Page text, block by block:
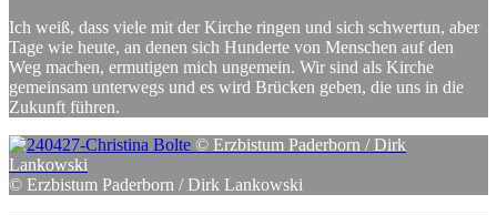
Ich weiß, dass viele mit der Kirche ringen und sich schwertun, aber
Tage wie heute, an denen sich Hunderte von Menschen auf den
Weg machen, ermutigen mich ungemein. Wir sind als Kirche
gemeinsam unterwegs und es wird Brücken geben, die uns in die
Zukunft führen.
© Erzbistum Paderborn / Dirk
Lankowski
© Erzbistum Paderborn / Dirk Lankowski